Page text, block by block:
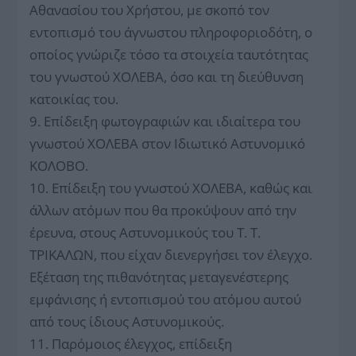
Αθανασίου του Χρήστου, με σκοπό τον
εντοπισμό του άγνωστου πληροφοριοδότη, ο
οποίος γνώριζε τόσο τα στοιχεία ταυτότητας
του γνωστού ΧΟΛΕΒΑ, όσο και τη διεύθυνση
κατοικίας του.
9. Επίδειξη φωτογραφιών και ιδιαίτερα του
γνωστού ΧΟΛΕΒΑ στον Ιδιωτικό Αστυνομικό
ΚΟΛΟΒΟ.
10. Επίδειξη του γνωστού ΧΟΛΕΒΑ, καθώς και
άλλων ατόμων που θα προκύψουν από την
έρευνα, στους Αστυνομικούς του Τ. Τ.
ΤΡΙΚΑΛΩΝ, που είχαν διενεργήσει τον έλεγχο.
Εξέταση της πιθανότητας μεταγενέστερης
εμφάνισης ή εντοπισμού του ατόμου αυτού
από τους ίδιους Αστυνομικούς.
11. Παρόμοιος έλεγχος, επίδειξη